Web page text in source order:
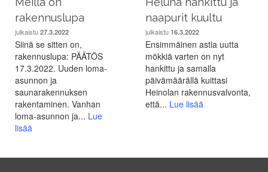
rakennuslupa
julkaistu 27.3.2022
Siinä se sitten on,
rakennuslupa: PÄÄTÖS
17.3.2022. Uuden loma-
asunnon ja
saunarakennuksen
rakentaminen. Vanhan
loma-asunnon ja... Lue
lisää
naapurit kuultu
julkaistu 16.3.2022
Ensimmäinen astia uutta
mökkiä varten on nyt
hankittu ja samalla
päivämäärällä kuittasi
Heinolan rakennusvalvonta,
että... Lue lisää